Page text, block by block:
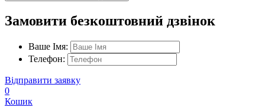
Замовити безкоштовний дзвінок
Ваше Імя:
Телефон:
Відправити заявку
0
Кошик